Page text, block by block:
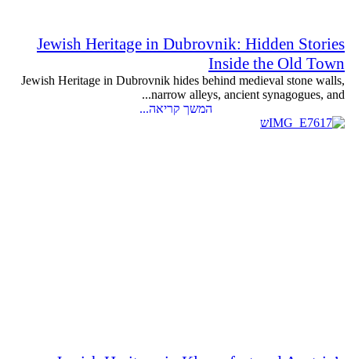
Jewish Heritage in Dubrovnik: Hidden Stories
Inside the Old Town
Jewish Heritage in Dubrovnik hides behind medieval stone walls,
narrow alleys, ancient synagogues, and...
המשך קריאה...